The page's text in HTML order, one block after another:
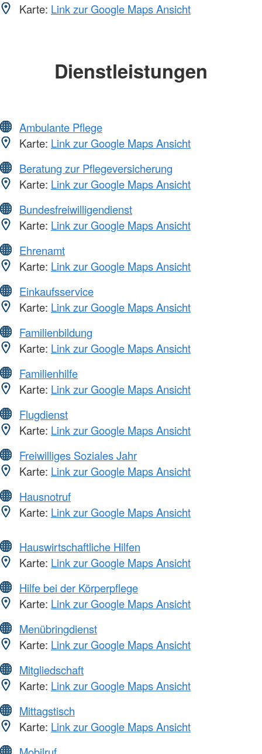
Karte: Link zur Google Maps Ansicht
Dienstleistungen
Ambulante Pflege
Karte: Link zur Google Maps Ansicht
Beratung zur Pflegeversicherung
Karte: Link zur Google Maps Ansicht
Bundesfreiwilligendienst
Karte: Link zur Google Maps Ansicht
Ehrenamt
Karte: Link zur Google Maps Ansicht
Einkaufsservice
Karte: Link zur Google Maps Ansicht
Familienbildung
Karte: Link zur Google Maps Ansicht
Familienhilfe
Karte: Link zur Google Maps Ansicht
Flugdienst
Karte: Link zur Google Maps Ansicht
Freiwilliges Soziales Jahr
Karte: Link zur Google Maps Ansicht
Hausnotruf
Karte: Link zur Google Maps Ansicht
Hauswirtschaftliche Hilfen
Karte: Link zur Google Maps Ansicht
Hilfe bei der Körperpflege
Karte: Link zur Google Maps Ansicht
Menübringdienst
Karte: Link zur Google Maps Ansicht
Mitgliedschaft
Karte: Link zur Google Maps Ansicht
Mittagstisch
Karte: Link zur Google Maps Ansicht